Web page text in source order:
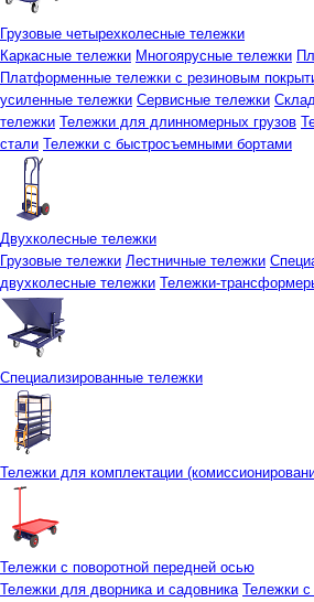
Грузовые четырехколесные тележки
Каркасные тележки Многоярусные тележки
Платформенные тележки с резиновым
усиленные тележки Сервисные тележки
тележки Тележки для длинномерных грузов
стали Тележки с быстросъемными бортами
Двухколесные тележки
Грузовые тележки Лестничные тележки
двухколесные тележки Тележки-
Специализированные тележки
Тележки для комплектации
Тележки с поворотной передней осью
Тележки для дворника и садовника Тележки с